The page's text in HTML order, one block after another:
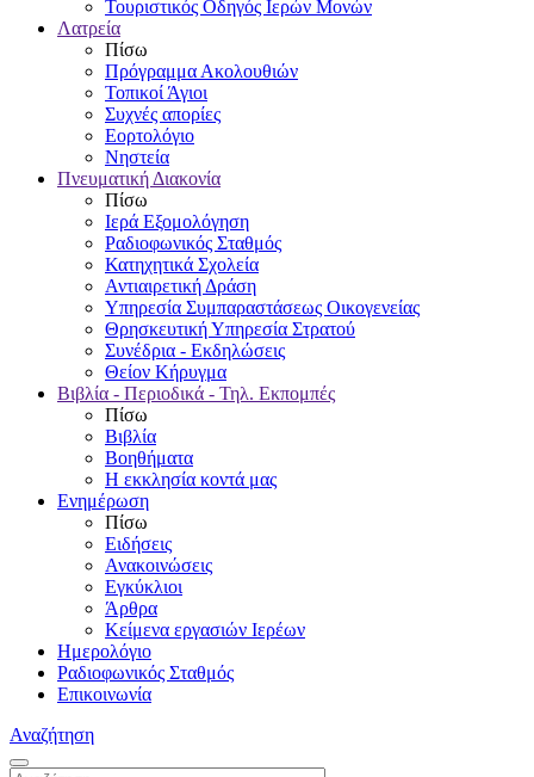
Τουριστικός Οδηγός Ιερών Μονών
Λατρεία
Πίσω
Πρόγραμμα Ακολουθιών
Τοπικοί Άγιοι
Συχνές απορίες
Εορτολόγιο
Νηστεία
Πνευματική Διακονία
Πίσω
Ιερά Εξομολόγηση
Ραδιοφωνικός Σταθμός
Κατηχητικά Σχολεία
Αντιαιρετική Δράση
Υπηρεσία Συμπαραστάσεως Οικογενείας
Θρησκευτική Υπηρεσία Στρατού
Συνέδρια - Εκδηλώσεις
Θείον Κήρυγμα
Βιβλία - Περιοδικά - Τηλ. Εκπομπές
Πίσω
Βιβλία
Βοηθήματα
Η εκκλησία κοντά μας
Ενημέρωση
Πίσω
Ειδήσεις
Ανακοινώσεις
Εγκύκλιοι
Άρθρα
Κείμενα εργασιών Ιερέων
Ημερολόγιο
Ραδιοφωνικός Σταθμός
Επικοινωνία
Αναζήτηση